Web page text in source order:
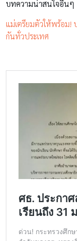
บทความน่าสนใจอื่นๆ
แม่เตรียมตัวให้พร้อม!
กันทั่วประเทศ